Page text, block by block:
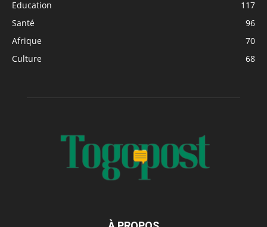
Education
117
Santé
96
Afrique
70
Culture
68